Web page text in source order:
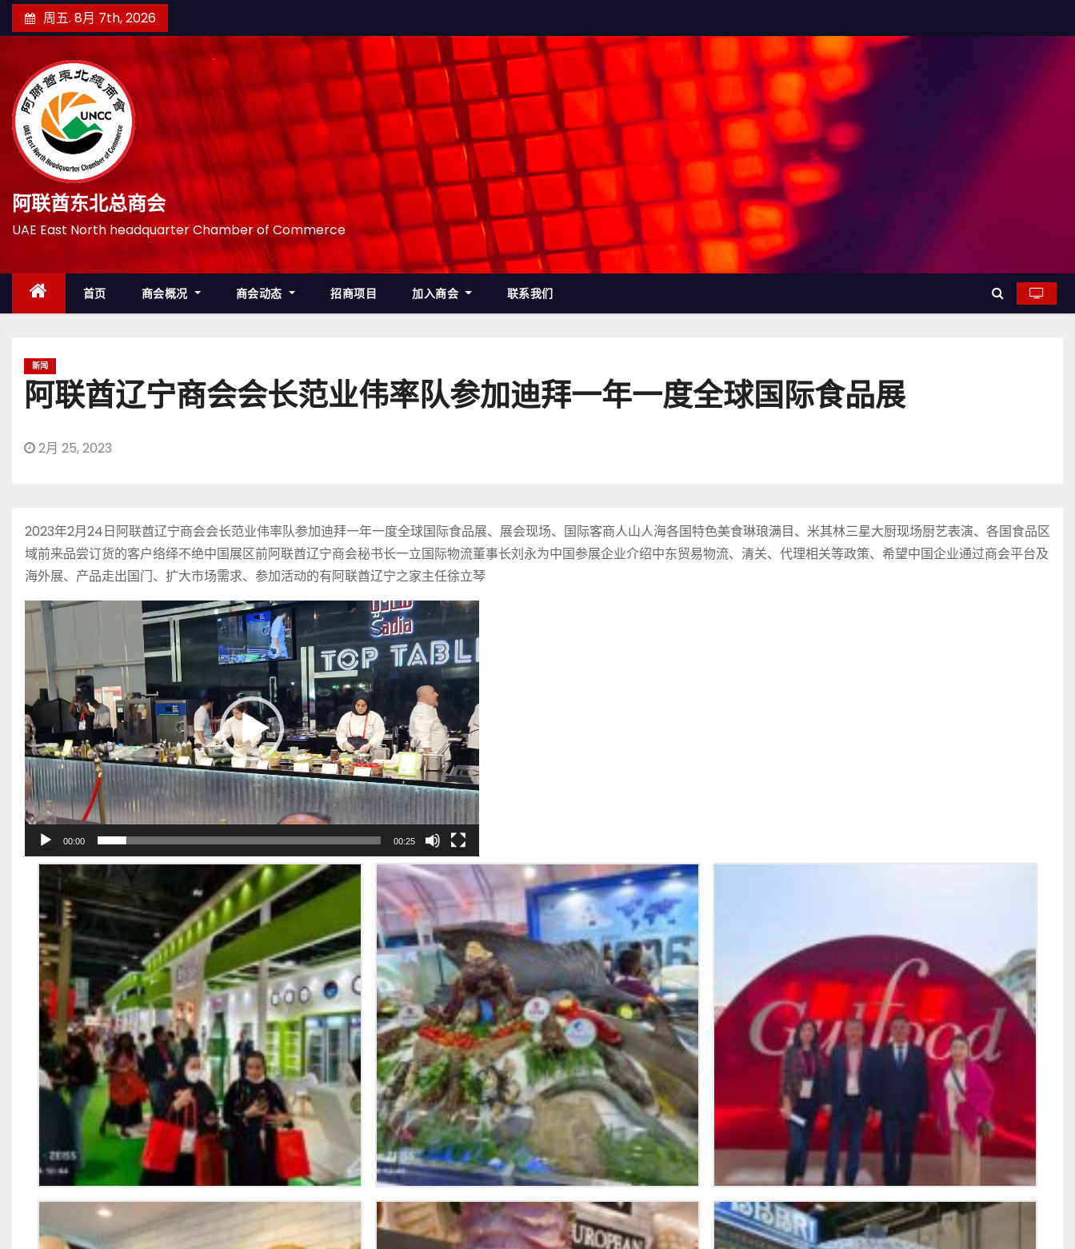
至
周五. 8月 7th, 2026
阿联酋东北总商会
UAE East North headquarter Chamber of Commerce
首页 商会概况 商会动态 招商项目 加入商会 联系我们
新闻
阿联酋辽宁商会会长范业伟率队参加迪拜一年一度全球国际食品展
2月 25, 2023
2023年2月24日阿联酋辽宁商会会长范业伟率队参加迪拜一年一度全球国际食品展、展会现场、国际客商人山人海各国特色美食琳琅满目、米其林三星大厨现场厨艺表演、各国食品区
域前来品尝订货的客户络绎不绝中国展区前阿联酋辽宁商会秘书长一立国际物流董事长刘永为中国参展企业介绍中东贸易物流、清关、代理相关等政策、希望中国企业通过商会平台及
海外展、产品走出国门、扩大市场需求、参加活动的有阿联酋辽宁之家主任徐立琴
视
放
器
00:00 00:25